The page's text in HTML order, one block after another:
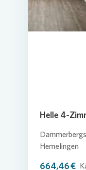
Helle 4-
Hemelingen
664,46 €